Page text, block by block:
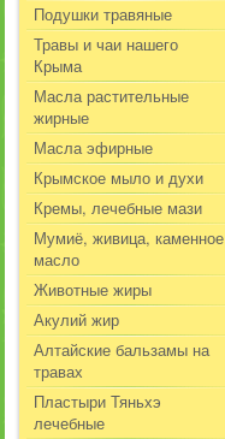
Подушки травяные
Травы и чаи нашего
Крыма
Масла растительные
жирные
Масла эфирные
Крымское мыло и духи
Кремы, лечебные мази
Мумиё, живица, каменное
масло
Животные жиры
Акулий жир
Алтайские бальзамы на
травах
Пластыри Тяньхэ
лечебные